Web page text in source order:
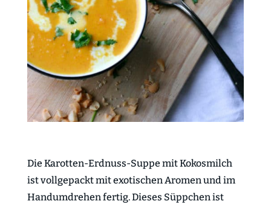
Die Karotten-Erdnuss-Suppe mit Kokosmilch
ist vollgepackt mit exotischen Aromen und im
Handumdrehen fertig. Dieses Süppchen ist